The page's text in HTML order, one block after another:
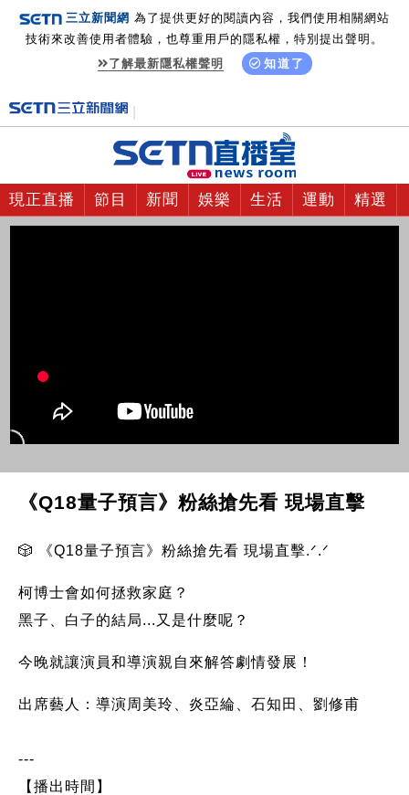
三立新聞網 為了提供更好的閱讀內容，我們使用相關網站
技術來改善使用者體驗，也尊重用戶的隱私權，特別提出聲明。
了解最新隱私權聲明
知道了
現正直播 節目 新聞 娛樂 生活 運動 精選
《Q18量子預言》粉絲搶先看 現場直擊
🎲 《Q18量子預言》粉絲搶先看 現場直擊.ᐟ.ᐟ
柯博士會如何拯救家庭？
黑子、白子的結局...又是什麼呢？
今晚就讓演員和導演親自來解答劇情發展！
出席藝人：導演周美玲、炎亞綸、石知田、劉修甫
---
【播出時間】